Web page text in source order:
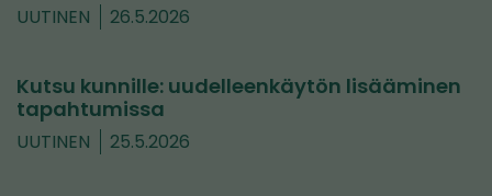
UUTINEN 26.5.2026
Kutsu kunnille: uudelleenkäytön lisääminen
tapahtumissa
UUTINEN 25.5.2026